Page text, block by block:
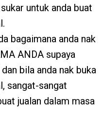
untuk anda buat
bagaimana anda nak
ANDA supaya
bila anda nak buka
sangat-sangat
jualan dalam masa